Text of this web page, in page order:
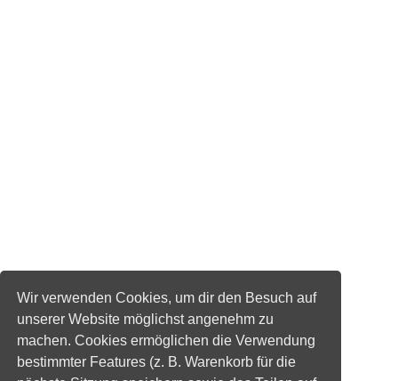
Wir verwenden Cookies, um dir den Besuch auf
unserer Website möglichst angenehm zu
machen. Cookies ermöglichen die Verwendung
bestimmter Features (z. B. Warenkorb für die